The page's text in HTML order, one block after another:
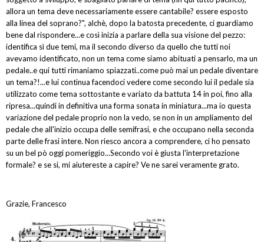
allora un tema deve necessariamente essere cantabile? essere esposto
alla linea del soprano?", alchè, dopo la batosta precedente, ci guardiamo
bene dal rispondere...e così inizia a parlare della sua visione del pezzo:
identifica sì due temi, ma il secondo diverso da quello che tutti noi
avevamo identificato, non un tema come siamo abituati a pensarlo, ma un
pedale..e qui tutti rimaniamo spiazzati..come può mai un pedale diventare
un tema?!...e lui continua facendoci vedere come secondo lui il pedale sia
utilizzato come tema sottostante e variato da battuta 14 in poi, fino alla
ripresa...quindi in definitiva una forma sonata in miniatura...ma io questa
variazione del pedale proprio non la vedo, se non in un ampliamento del
pedale che all'inizio occupa delle semifrasi, e che occupano nella seconda
parte delle frasi intere. Non riesco ancora a comprendere, ci ho pensato
su un bel pò oggi pomeriggio...Secondo voi è giusta l'interpretazione
formale? e se si, mi aiutereste a capire? Ve ne sarei veramente grato.
Grazie, Francesco